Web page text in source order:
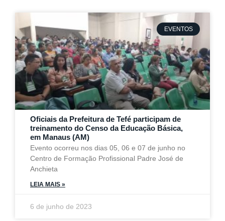
EVENTOS
Oficiais da Prefeitura de Tefé participam de
treinamento do Censo da Educação Básica,
em Manaus (AM)
Evento ocorreu nos dias 05, 06 e 07 de junho no
Centro de Formação Profissional Padre José de
Anchieta
LEIA MAIS »
6 de junho de 2023